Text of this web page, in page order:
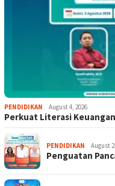
PENDIDIKAN August 4, 2026
Perkuat Literasi
PENDIDIKAN August
Penguatan